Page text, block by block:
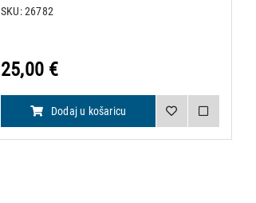
SKU: 26782
25,00 €
Dodaj u košaricu